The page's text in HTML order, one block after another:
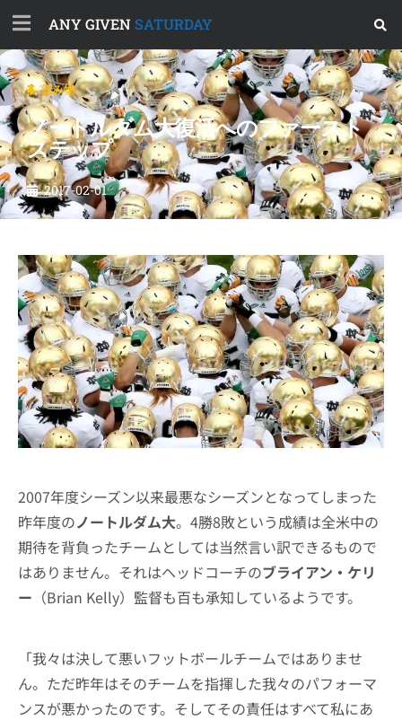
ANY GIVEN SATURDAY
読み物
ノートルダム大復活へのファースト
ステップ
2017-02-01
2007年度シーズン以来最悪なシーズンとなってしまった
昨年度のノートルダム大。4勝8敗という成績は全米中の
期待を背負ったチームとしては当然言い訳できるもので
はありません。それはヘッドコーチのブライアン・ケリ
ー （Brian Kelly）監督も百も承知しているようです。
「我々は決して悪いフットボールチームではありませ
ん。ただ昨年はそのチームを指揮した我々のパフォーマ
ンスが悪かったのです。そしてその責任はすべて私にあ